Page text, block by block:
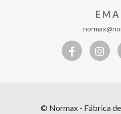
© Normax - Fábrica